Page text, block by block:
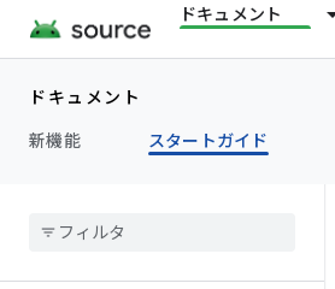
ドキュメント
ドキュメント
新機能
スタートガイド